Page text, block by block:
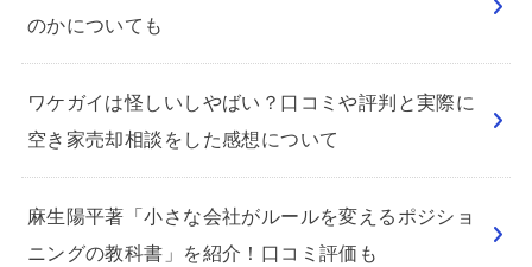
のかについても
ワケガイは怪しいしやばい？口コミや評判と実際に
空き家売却相談をした感想について
麻生陽平著「小さな会社がルールを変えるポジショ
ニングの教科書」を紹介！口コミ評価も